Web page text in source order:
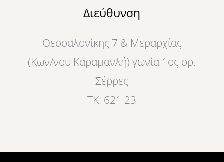
Διεύθυνση
Θεσσαλονίκης 7 & Μεραρχίας
(Κων/νου Καραμανλή) γωνία 1ος ορ.
Σέρρες
ΤΚ: 621 23